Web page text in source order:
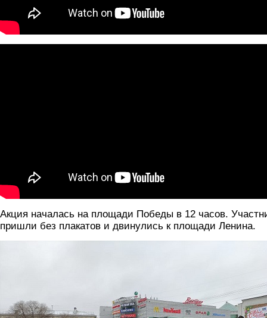
Акция началась на площади Победы в 12 часов.
пришли без плакатов и двинулись к площади Ленина.